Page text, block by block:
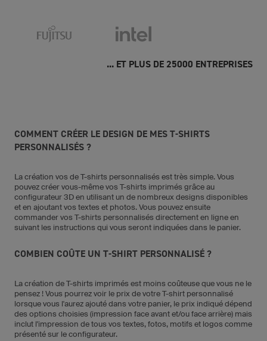
... ET PLUS DE 25000 ENTREPRISES
COMMENT CRÉER LE DESIGN DE MES T-SHIRTS
PERSONNALISÉS ?
La création vos de T-shirts personnalisés est très simple. Vous
pouvez créer vous-même vos T-shirts imprimés grâce au
configurateur 3D en utilisant un de nombreux designs disponibles
et en ajoutant vos textes et photos. Vous pouvez ensuite
commander vos T-shirts personnalisés directement en ligne en
suivant les instructions qui vous seront indiquées dans le panier.
COMBIEN COÛTE UN T-SHIRT PERSONNALISÉ ?
La création de T-shirts imprimés est moins coûteuse que vous ne le
pensez ! Vous pourrez voir le prix de votre T-shirt personnalisé
lorsque vous l'aurez ajouté dans votre panier, le prix indiqué dépend
des options choisies (impression face avant et/ou face arrière) mais
inclut l'impression de tous vos textes, fotos, motifs et logos comme
présenté sur le configurateur.